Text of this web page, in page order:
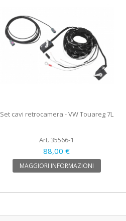
Set cavi retrocamera - VW Touareg 7L
Art. 35566-1
88,00 €
MAGGIORI INFORMAZIONI